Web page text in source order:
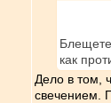
как
Дело в том,
свечением.